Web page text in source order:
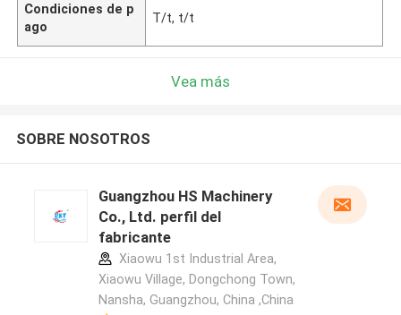
Condiciones de p
ago
T/t, t/t
Vea más
SOBRE NOSOTROS
Guangzhou HS Machinery
Co., Ltd. perfil del
fabricante
Xiaowu 1st Industrial Area,
Xiaowu Village, Dongchong Town,
Nansha, Guangzhou, China ,China